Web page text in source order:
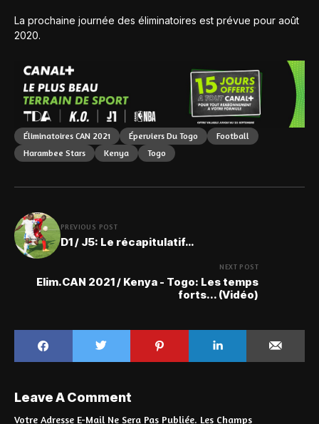
La prochaine journée des éliminatoires est prévue pour août
2020.
Éliminatoires CAN 2021 Éperviers Du Togo
Football
Harambee Stars
Kenya Togo
PREVIOUS POST
D1 / J5: Le récapitulatif…
NEXT POST
Elim.CAN 2021 / Kenya - Togo: Les temps
forts... (Vidéo)
Leave A Comment
Votre Adresse E-Mail Ne Sera Pas Publiée. Les Champs